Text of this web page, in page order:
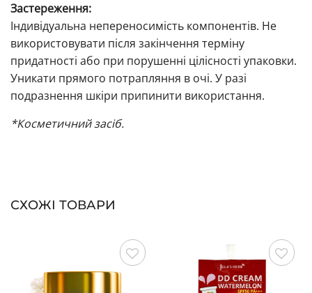
Застереження:
Індивідуальна непереносимість компонентів. Не
використовувати після закінчення терміну
придатності або при порушенні цілісності упаковки.
Уникати прямого потрапляння в очі. У разі
подразнення шкіри припинити використання.
*Косметичний засіб.
СХОЖІ ТОВАРИ
Зберегти Зберегти